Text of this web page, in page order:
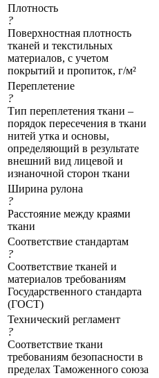
Плотность
?
Поверхностная плотность
тканей и текстильных
материалов, с учетом
покрытий и пропиток, г/м²
Переплетение
?
Тип переплетения ткани –
порядок пересечения в ткани
нитей утка и основы,
определяющий в результате
внешний вид лицевой и
изнаночной сторон ткани
Ширина рулона
?
Расстояние между краями
ткани
Соответствие стандартам
?
Соответствие тканей и
материалов требованиям
Государственного стандарта
(ГОСТ)
Технический регламент
?
Соответствие ткани
требованиям безопасности в
пределах Таможенного союза